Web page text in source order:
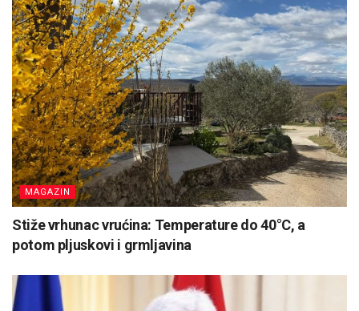
MAGAZIN
Stiže vrhunac vrućina: Temperature do 40°C, a
potom pljuskovi i grmljavina